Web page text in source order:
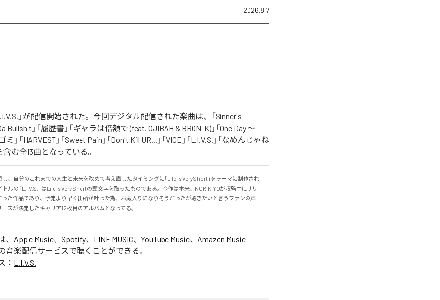
2026.8.7
」が配信開始された。今回デジタル配信された楽曲は、「Sinner's
Bullshit」「履歴書」「ギャラは倍額で (feat. OJIBAH & BRON-K)」「One Day ～
ミ」「HARVEST」「Sweet Pain」「Don't Kill UR...」「VICE」「L.I.V.S.」「なめんじゃね
含む全13曲となっている。
し、自分のこれまでの人生と未来を改めて考え直したタイミングに「Life Is Very Short」をテーマに制作され
ルの「L.I.V.S.」はLife Is Very Shortの頭文字を取ったものである。今作は本来、NORIKIYOが収監中にリリ
った作品であり、予定より早く出所が叶った為、お蔵入りになりそうだったが聴きたいと言うファンの声
スが決定したキャリア12枚目のアルバムとなってる。
、 Apple Music、 Spotify、 LINE MUSIC、 YouTube Music、 Amazon Music
音楽配信サービスで聴くことができる。
： L.I.V.S.